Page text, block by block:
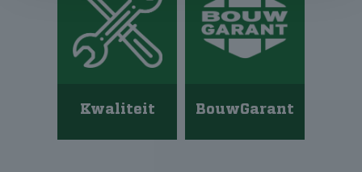
Kwaliteit BouwGarant